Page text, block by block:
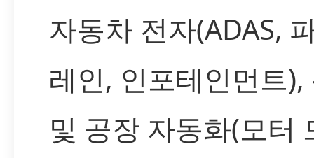
자동차 전자(ADAS,
레인, 인포테인먼트),
및 공장 자동화(모터